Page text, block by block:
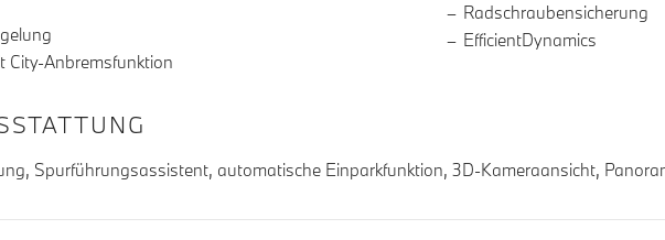
City-Anbremsfunktion
Radschraubensicherung
EfficientDynamics
Spurführungsassistent, automatische Einparkfunktion, 3D-Kameraansicht,